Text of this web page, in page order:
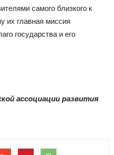
самого близкого к
их главная миссия
государства и его
ассоциации развития